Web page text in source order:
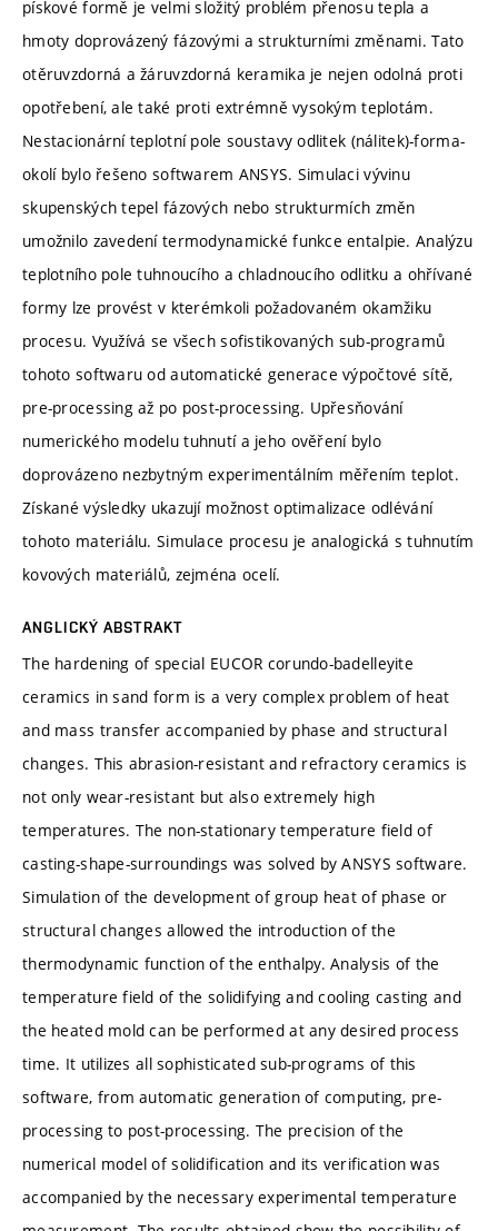
pískové formě je velmi složitý problém přenosu tepla a
hmoty doprovázený fázovými a strukturními změnami. Tato
otěruvzdorná a žáruvzdorná keramika je nejen odolná proti
opotřebení, ale také proti extrémně vysokým teplotám.
Nestacionární teplotní pole soustavy odlitek (nálitek)-forma-
okolí bylo řešeno softwarem ANSYS. Simulaci vývinu
skupenských tepel fázových nebo strukturmích změn
umožnilo zavedení termodynamické funkce entalpie. Analýzu
teplotního pole tuhnoucího a chladnoucího odlitku a ohřívané
formy lze provést v kterémkoli požadovaném okamžiku
procesu. Využívá se všech sofistikovaných sub-programů
tohoto softwaru od automatické generace výpočtové sítě,
pre-processing až po post-processing. Upřesňování
numerického modelu tuhnutí a jeho ověření bylo
doprovázeno nezbytným experimentálním měřením teplot.
Získané výsledky ukazují možnost optimalizace odlévání
tohoto materiálu. Simulace procesu je analogická s tuhnutím
kovových materiálů, zejména ocelí.
ANGLICKÝ ABSTRAKT
The hardening of special EUCOR corundo-badelleyite
ceramics in sand form is a very complex problem of heat
and mass transfer accompanied by phase and structural
changes. This abrasion-resistant and refractory ceramics is
not only wear-resistant but also extremely high
temperatures. The non-stationary temperature field of
casting-shape-surroundings was solved by ANSYS software.
Simulation of the development of group heat of phase or
structural changes allowed the introduction of the
thermodynamic function of the enthalpy. Analysis of the
temperature field of the solidifying and cooling casting and
the heated mold can be performed at any desired process
time. It utilizes all sophisticated sub-programs of this
software, from automatic generation of computing, pre-
processing to post-processing. The precision of the
numerical model of solidification and its verification was
accompanied by the necessary experimental temperature